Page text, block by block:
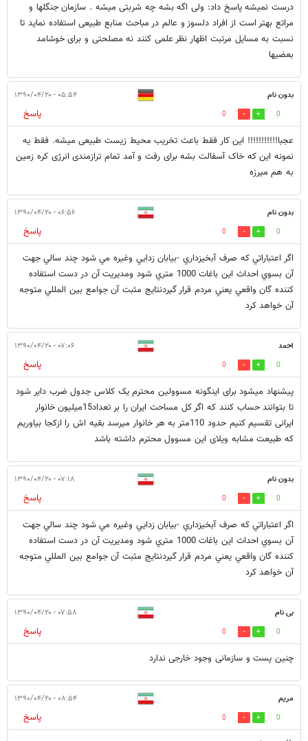
درست نمیشه پاسخ داد: ولی اگه بشه چه شربتی میشه . سازمان جنگلها و
مراتع بهتر است از افراد دلسوز و عالم در مباحث منابع طبیعی استفاده نماید تا
نسبت به مسایل مرتبت اظهار نظر علمی کنند نه مصلحتی و برای خوشامد
بعضیها
بدون نام ۰۵:۵۴ - ۱۳۹۰/۰۴/۲۰
0
0
پاسخ
عجبا!!!!!!!!!!! این کار فقط باعث تخریب محیط زیست طبیعی میشه. فقط یه
نمونه این که خاک آسفالت بشه برای رفت و آمد تمام ترازمندی انرژی کره زمین
به هم میرزه
بدون نام ۰۶:۵۶ - ۱۳۹۰/۰۴/۲۰
0
0
پاسخ
اگر اعتباراتي كه صرف آبخيزداري -بيابان زدايي وغيره مي شود چند سالي جهت
آن بسوي احداث اين باغات 1000 متري شود ومديريت آن در دست استفاده
كننده گان واقعي يعني مردم قرار گيردنتايج مثبت آن جوامع بين المللي متوجه
آن خواهد كرد
احمد ۰۷:۰۶ - ۱۳۹۰/۰۴/۲۰
0
0
پاسخ
پیشنهاد میشود برای اینگونه مسوولین محترم یک کلاس جدول ضرب دایر شود
تا بتوانند حساب کنند که اگر کل مساحت ایران را بر تعداد15میلیون خانوار
ایرانی تقسیم کنیم حدود 110متر به هر خانوار میرسد بقیه اش را ازکجا بیاوریم
که طبیعت مشابه ویلای این مسوول محترم داشته باشد
بدون نام ۰۷:۱۸ - ۱۳۹۰/۰۴/۲۰
0
0
پاسخ
اگر اعتباراتي كه صرف آبخيزداري -بيابان زدايي وغيره مي شود چند سالي جهت
آن بسوي احداث اين باغات 1000 متري شود ومديريت آن در دست استفاده
كننده گان واقعي يعني مردم قرار گيردنتايج مثبت آن جوامع بين المللي متوجه
آن خواهد كرد
بی نام ۰۷:۵۸ - ۱۳۹۰/۰۴/۲۰
0
0
پاسخ
چنین پست و سازمانی وجود خارجی ندارد
مریم ۰۸:۵۴ - ۱۳۹۰/۰۴/۲۰
0
0
پاسخ